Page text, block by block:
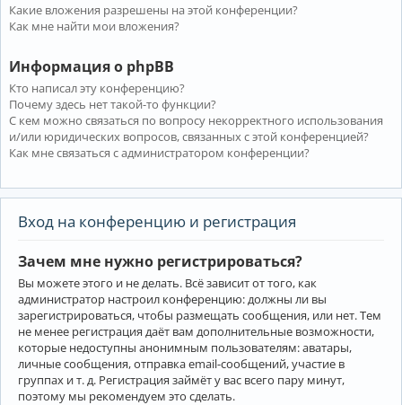
Какие вложения разрешены на этой конференции?
Как мне найти мои вложения?
Информация о phpBB
Кто написал эту конференцию?
Почему здесь нет такой-то функции?
С кем можно связаться по вопросу некорректного использования
и/или юридических вопросов, связанных с этой конференцией?
Как мне связаться с администратором конференции?
Вход на конференцию и регистрация
Зачем мне нужно регистрироваться?
Вы можете этого и не делать. Всё зависит от того, как
администратор настроил конференцию: должны ли вы
зарегистрироваться, чтобы размещать сообщения, или нет. Тем
не менее регистрация даёт вам дополнительные возможности,
которые недоступны анонимным пользователям: аватары,
личные сообщения, отправка email-сообщений, участие в
группах и т. д. Регистрация займёт у вас всего пару минут,
поэтому мы рекомендуем это сделать.